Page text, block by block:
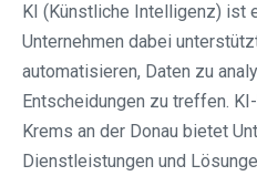
KI (Künstliche Intelligenz) ist
Unternehmen dabei
automatisieren, Daten zu
Entscheidungen zu treffen.
Krems an der Donau bietet
Dienstleistungen und